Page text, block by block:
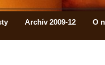
Archív 2009-12 O